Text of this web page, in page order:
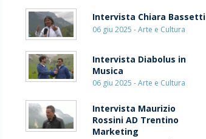
Intervista Chiara Bassetti
06 giu 2025 - Arte e Cultura
Intervista Diabolus in
Musica
06 giu 2025 - Arte e Cultura
Intervista Maurizio
Rossini AD Trentino
Marketing